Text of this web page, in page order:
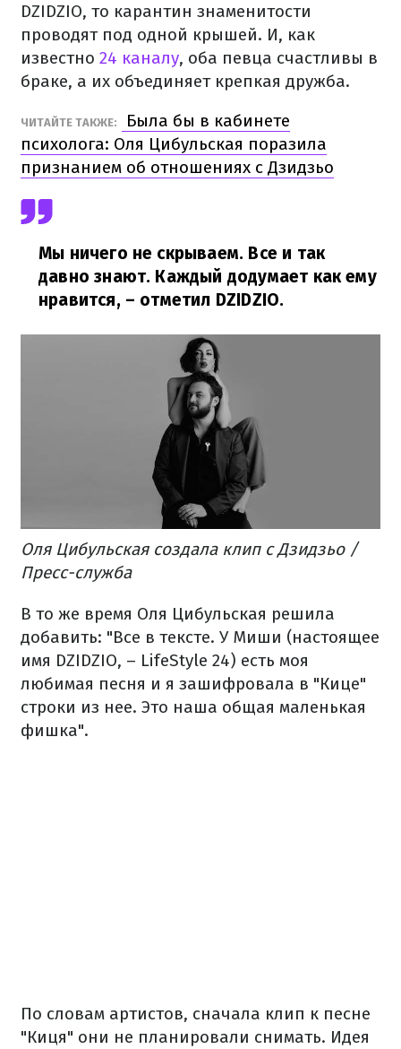
DZIDZIO, то карантин знаменитости
проводят под одной крышей. И, как
известно 24 каналу, оба певца счастливы в
браке, а их объединяет крепкая дружба.
ЧИТАЙТЕ ТАКЖЕ:
Была бы в кабинете
психолога: Оля Цибульская поразила
признанием об отношениях с Дзидзьо
Мы ничего не скрываем. Все и так
давно знают. Каждый додумает как ему
нравится, – отметил DZIDZIO.
Оля Цибульская создала клип с Дзидзьо /
Пресс-служба
В то же время Оля Цибульская решила
добавить: "Все в тексте. У Миши (настоящее
имя DZIDZIO, – LifeStyle 24) есть моя
любимая песня и я зашифровала в "Кице"
строки из нее. Это наша общая маленькая
фишка".
По словам артистов, сначала клип к песне
"Киця" они не планировали снимать. Идея